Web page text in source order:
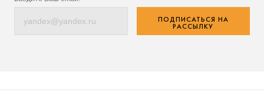
ПОДПИСАТЬСЯ НА
РАССЫЛКУ